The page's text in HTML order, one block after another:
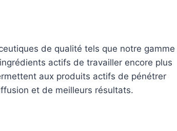
de qualité tels que notre gamme
actifs de travailler encore plus
aux produits actifs de pénétrer
et de meilleurs résultats.